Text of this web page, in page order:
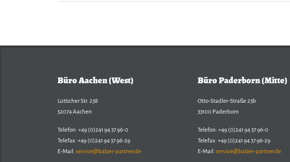
Büro Aachen (West)
Lütticher Str. 238
52074 Aachen
Telefon: +49 (0)241 94 37 96-0
Telefax: +49 (0)241 94 37 96-29
E-Mail: service@balzer-partner.de
Büro Paderborn (Mitte)
Otto-Stadler-Straße 23b
33100 Paderborn
Telefon: +49 (0)241 94 37 96-0
Telefax: +49 (0)241 94 37 96-29
E-Mail: service@balzer-partner.de